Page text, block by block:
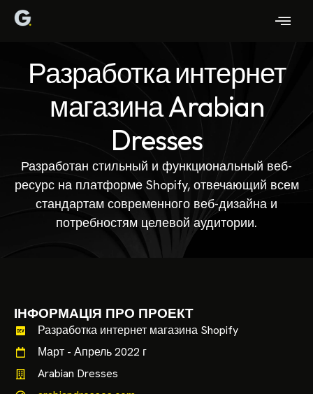
Разработка интернет
магазина Arabian
Dresses
Разработан стильный и функциональный веб-
ресурс на платформе Shopify, отвечающий всем
стандартам современного веб-дизайна и
потребностям целевой аудитории.
ІНФОРМАЦІЯ ПРО ПРОЕКТ
Разработка интернет магазина Shopify
Март - Апрель 2022 г
Arabian Dresses